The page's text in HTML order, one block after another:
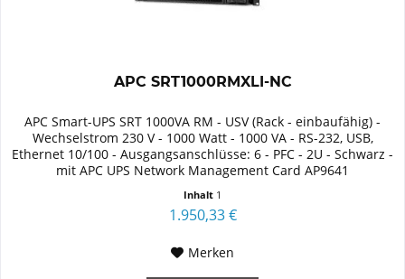
APC SRT1000RMXLI-NC
APC Smart-UPS SRT 1000VA RM - USV (Rack - einbaufähig) -
Wechselstrom 230 V - 1000 Watt - 1000 VA - RS-232, USB,
Ethernet 10/100 - Ausgangsanschlüsse: 6 - PFC - 2U - Schwarz -
mit APC UPS Network Management Card AP9641
Inhalt 1
1.950,33 €
Merken